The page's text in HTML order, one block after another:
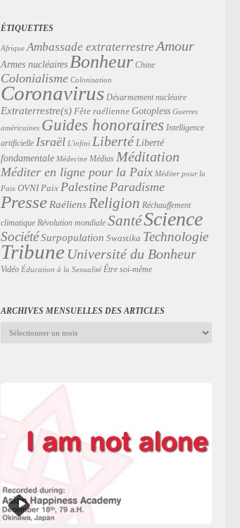
ÉTIQUETTES
Afrique Ambassade extraterrestre Amour
Armes nucléaires Bonheur Chine
Colonialisme Colonisation
Coronavirus Désarmement nucléaire
Extraterrestre(s) Fête raélienne Gotopless Guerres
américaines Guides honoraires Intelligence
artificielle Israël L'infini Liberté Liberté
fondamentale Médecine Médias Méditation
Méditer en ligne pour la Paix Méditer pour la
Paix OVNI Paix PalestineParadisme
PresseRaéliens Religion Réchauffement
climatique Révolution mondiale SantéScience
SociétéSurpopulation Swastika Technologie
Tribune Université du Bonheur
Vidéo Éducation à la Sexualité Être soi-même
ARCHIVES MENSUELLES DES ARTICLES
Archives